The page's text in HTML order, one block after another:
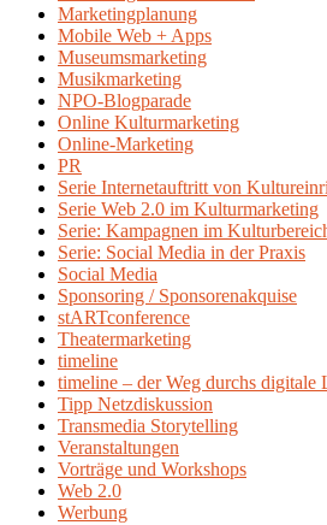
Marketingplanung
Mobile Web + Apps
Museumsmarketing
Musikmarketing
NPO-Blogparade
Online Kulturmarketing
Online-Marketing
PR
Serie Internetauftritt von
Serie Web 2.0 im Kulturmarketing
Serie: Kampagnen im
Serie: Social Media in der Praxis
Social Media
Sponsoring / Sponsorenakquise
stARTconference
Theatermarketing
timeline
timeline – der Weg durchs digitale
Tipp Netzdiskussion
Transmedia Storytelling
Veranstaltungen
Vorträge und Workshops
Web 2.0
Werbung